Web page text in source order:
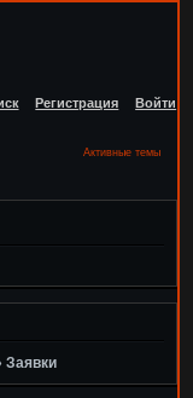
Регистрация Войти
Активные темы
Заявки